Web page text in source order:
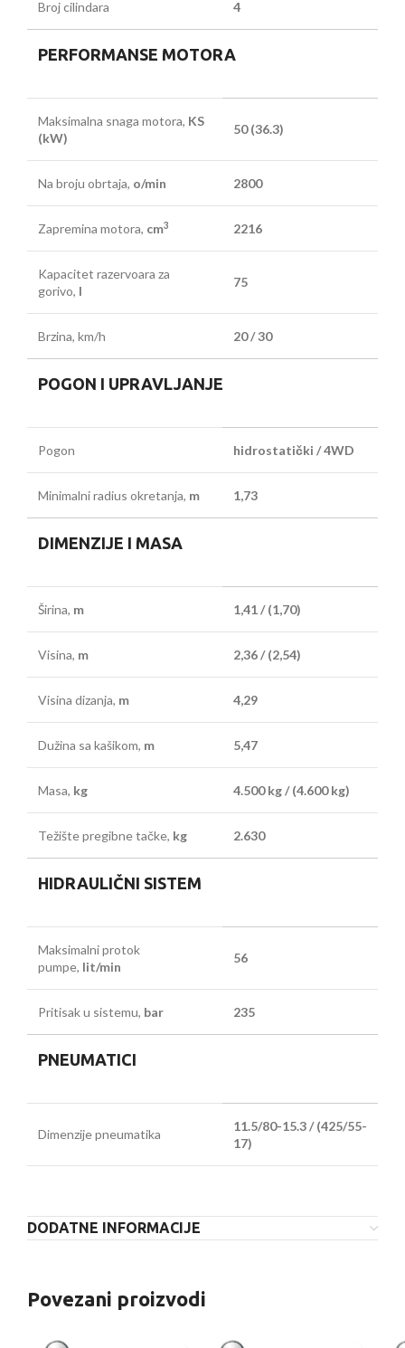
Broj cilindara 4
PERFORMANSE MOTORA
Maksimalna snaga motora, KS
(kW)
50 (36.3)
Na broju obrtaja, o/min 2800
Zapremina motora, cm3 2216
Kapacitet razervoara za
gorivo, l
75
Brzina, km/h 20 / 30
POGON I UPRAVLJANJE
Pogon hidrostatički / 4WD
Minimalni radius okretanja, m 1,73
DIMENZIJE I MASA
Širina, m 1,41 / (1,70)
Visina, m 2,36 / (2,54)
Visina dizanja, m 4,29
Dužina sa kašikom, m 5,47
Masa, kg 4.500 kg / (4.600 kg)
Težište pregibne tačke, kg 2.630
HIDRAULIČNI SISTEM
Maksimalni protok
pumpe, lit/min
56
Pritisak u sistemu, bar 235
PNEUMATICI
Dimenzije pneumatika
11.5/80-15.3 / (425/55-
17)
DODATNE INFORMACIJE
Povezani proizvodi